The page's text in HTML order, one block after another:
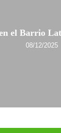
el Barrio
08/12/2025